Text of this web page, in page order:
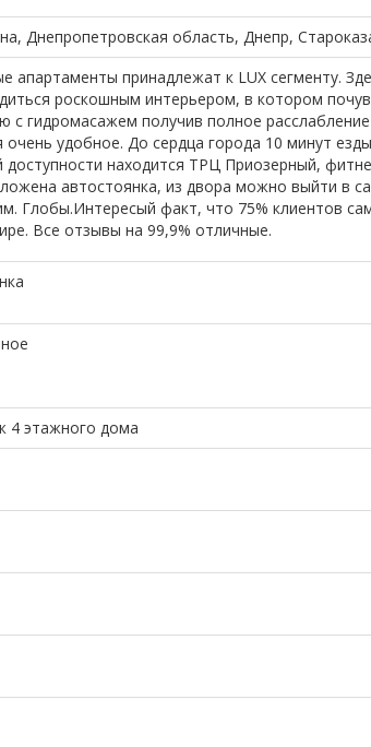
Днепропетровская область, Днепр,
апартаменты принадлежат к LUX сегменту.
роскошным интерьером, в котором
с гидромасажем получив полное
очень удобное. До сердца города 10 минут
доступности находится ТРЦ Приозерный,
автостоянка, из двора можно выйти в
Глобы.Интересый факт, что 75% клиентов
Все отзывы на 99,9% отличные.
4 этажного дома